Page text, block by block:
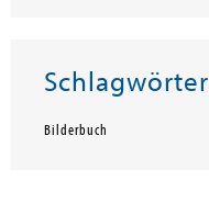
Schlagwörter
Bilderbuch